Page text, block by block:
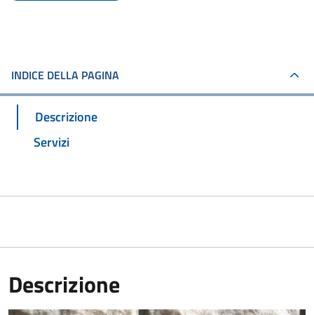
INDICE DELLA PAGINA
Descrizione
Servizi
Descrizione